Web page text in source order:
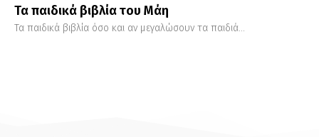
Τα παιδικά βιβλία του Μάη
Τα παιδικά βιβλία όσο και αν μεγαλώσουν τα παιδιά...